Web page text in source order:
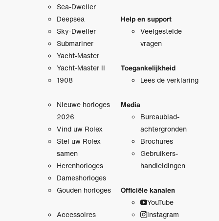
Sea-Dweller
Deepsea
Sky-Dweller
Submariner
Yacht-Master
Yacht-Master II
1908
Nieuwe horloges
2026
Vind uw Rolex
Stel uw Rolex
samen
Herenhorloges
Dameshorloges
Gouden horloges
Accessoires
Help en support
Veelgestelde
vragen
Toegankelijkheid
Lees de verklaring
Media
Bureaublad­
achtergronden
Brochures
Gebruikers­
handleidingen
Officiële kanalen
YouTube
Instagram